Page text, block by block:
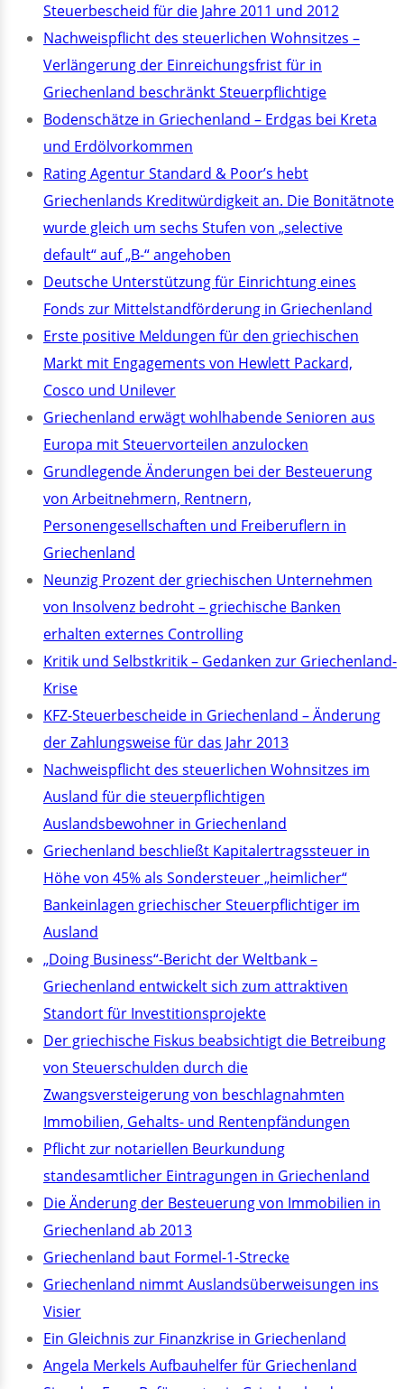
Steuerbescheid für die Jahre 2011 und 2012
Nachweispflicht des steuerlichen Wohnsitzes –
Verlängerung der Einreichungsfrist für in
Griechenland beschränkt Steuerpflichtige
Bodenschätze in Griechenland – Erdgas bei Kreta
und Erdölvorkommen
Rating Agentur Standard & Poor’s hebt
Griechenlands Kreditwürdigkeit an. Die Bonitätnote
wurde gleich um sechs Stufen von „selective
default“ auf „B-“ angehoben
Deutsche Unterstützung für Einrichtung eines
Fonds zur Mittelstandförderung in Griechenland
Erste positive Meldungen für den griechischen
Markt mit Engagements von Hewlett Packard,
Cosco und Unilever
Griechenland erwägt wohlhabende Senioren aus
Europa mit Steuervorteilen anzulocken
Grundlegende Änderungen bei der Besteuerung
von Arbeitnehmern, Rentnern,
Personengesellschaften und Freiberuflern in
Griechenland
Neunzig Prozent der griechischen Unternehmen
von Insolvenz bedroht – griechische Banken
erhalten externes Controlling
Kritik und Selbstkritik – Gedanken zur Griechenland-
Krise
KFZ-Steuerbescheide in Griechenland – Änderung
der Zahlungsweise für das Jahr 2013
Nachweispflicht des steuerlichen Wohnsitzes im
Ausland für die steuerpflichtigen
Auslandsbewohner in Griechenland
Griechenland beschließt Kapitalertragssteuer in
Höhe von 45% als Sondersteuer „heimlicher“
Bankeinlagen griechischer Steuerpflichtiger im
Ausland
„Doing Business“-Bericht der Weltbank –
Griechenland entwickelt sich zum attraktiven
Standort für Investitionsprojekte
Der griechische Fiskus beabsichtigt die Betreibung
von Steuerschulden durch die
Zwangsversteigerung von beschlagnahmten
Immobilien, Gehalts- und Rentenpfändungen
Pflicht zur notariellen Beurkundung
standesamtlicher Eintragungen in Griechenland
Die Änderung der Besteuerung von Immobilien in
Griechenland ab 2013
Griechenland baut Formel-1-Strecke
Griechenland nimmt Auslandsüberweisungen ins
Visier
Ein Gleichnis zur Finanzkrise in Griechenland
Angela Merkels Aufbauhelfer für Griechenland